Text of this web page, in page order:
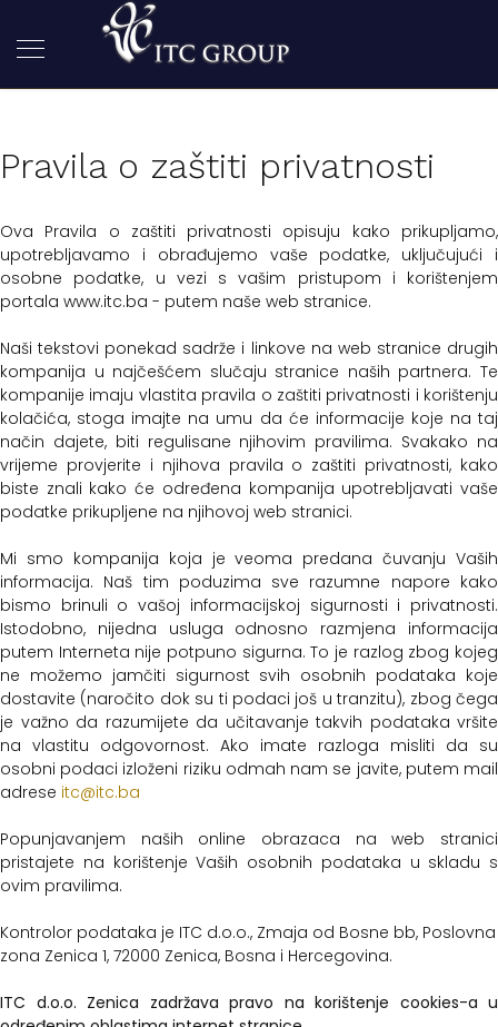
Pravila o zaštiti privatnosti
Ova Pravila o zaštiti privatnosti opisuju kako prikupljamo,
upotrebljavamo i obrađujemo vaše podatke, uključujući i
osobne podatke, u vezi s vašim pristupom i korištenjem
portala www.itc.ba - putem naše web stranice.
Naši tekstovi ponekad sadrže i linkove na web stranice drugih
kompanija u najčešćem slučaju stranice naših partnera. Te
kompanije imaju vlastita pravila o zaštiti privatnosti i korištenju
kolačića, stoga imajte na umu da će informacije koje na taj
način dajete, biti regulisane njihovim pravilima. Svakako na
vrijeme provjerite i njihova pravila o zaštiti privatnosti, kako
biste znali kako će određena kompanija upotrebljavati vaše
podatke prikupljene na njihovoj web stranici.
Mi smo kompanija koja je veoma predana čuvanju Vaših
informacija. Naš tim poduzima sve razumne napore kako
bismo brinuli o vašoj informacijskoj sigurnosti i privatnosti.
Istodobno, nijedna usluga odnosno razmjena informacija
putem Interneta nije potpuno sigurna. To je razlog zbog kojeg
ne možemo jamčiti sigurnost svih osobnih podataka koje
dostavite (naročito dok su ti podaci još u tranzitu), zbog čega
je važno da razumijete da učitavanje takvih podataka vršite
na vlastitu odgovornost. Ako imate razloga misliti da su
osobni podaci izloženi riziku odmah nam se javite, putem mail
adrese itc@itc.ba
Popunjavanjem naših online obrazaca na web stranici
pristajete na korištenje Vaših osobnih podataka u skladu s
ovim pravilima.
Kontrolor podataka je ITC d.o.o., Zmaja od Bosne bb, Poslovna
zona Zenica 1, 72000 Zenica, Bosna i Hercegovina.
ITC d.o.o. Zenica zadržava pravo na korištenje cookies-a u